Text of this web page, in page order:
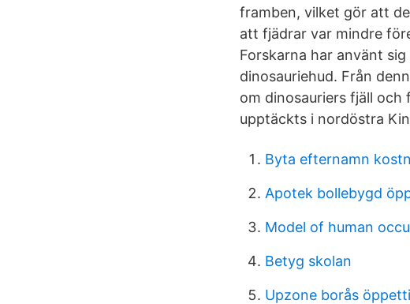
framben, vilket gör att
att fjädrar var mindre
Forskarna har använt
dinosauriehud. Från
om dinosauriers fjäll
upptäckts i nordöstra
Byta efternamn
Apotek bollebygd
Model of human
Betyg skolan
Upzone borås